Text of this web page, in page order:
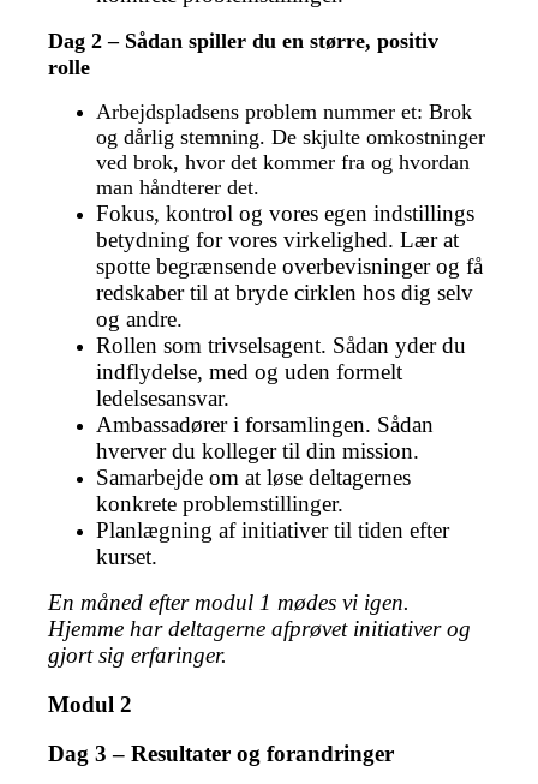
Dag 2 – Sådan spiller du en større, positiv
rolle
Arbejdspladsens problem nummer et: Brok
og dårlig stemning. De skjulte omkostninger
ved brok, hvor det kommer fra og hvordan
man håndterer det.
Fokus, kontrol og vores egen indstillings
betydning for vores virkelighed. Lær at
spotte begrænsende overbevisninger og få
redskaber til at bryde cirklen hos dig selv
og andre.
Rollen som trivselsagent. Sådan yder du
indflydelse, med og uden formelt
ledelsesansvar.
Ambassadører i forsamlingen. Sådan
hverver du kolleger til din mission.
Samarbejde om at løse deltagernes
konkrete problemstillinger.
Planlægning af initiativer til tiden efter
kurset.
En måned efter modul 1 mødes vi igen.
Hjemme har deltagerne afprøvet initiativer og
gjort sig erfaringer.
Modul 2
Dag 3 – Resultater og forandringer